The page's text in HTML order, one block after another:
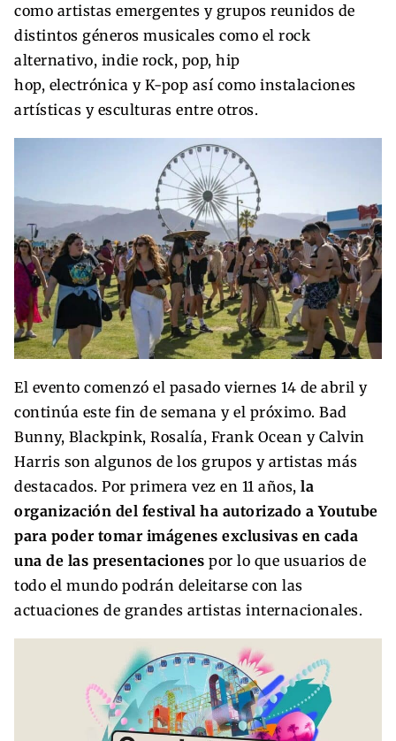
como artistas emergentes y grupos reunidos de
distintos géneros musicales como el rock
alternativo, indie rock, pop, hip
hop, electrónica y K-pop así como instalaciones
artísticas y esculturas entre otros.
El evento comenzó el pasado viernes 14 de abril y
continúa este fin de semana y el próximo. Bad
Bunny, Blackpink, Rosalía, Frank Ocean y Calvin
Harris son algunos de los grupos y artistas más
destacados. Por primera vez en 11 años, la
organización del festival ha autorizado a Youtube
para poder tomar imágenes exclusivas en cada
una de las presentaciones por lo que usuarios de
todo el mundo podrán deleitarse con las
actuaciones de grandes artistas internacionales.